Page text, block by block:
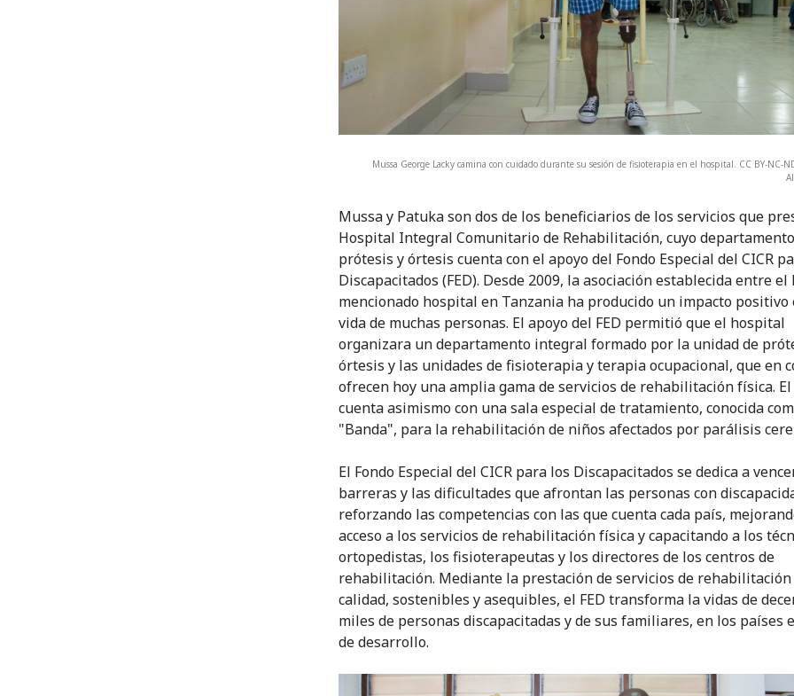
Mussa George Lacky camina con cuidado durante su sesión de fisioterapia en el hospital. CC BY-NC-
Mussa y Patuka son dos de los beneficiarios de los servicios que
Hospital Integral Comunitario de Rehabilitación, cuyo
prótesis y órtesis cuenta con el apoyo del Fondo Especial del CICR
Discapacitados (FED). Desde 2009, la asociación establecida entre el
mencionado hospital en Tanzania ha producido un impacto positivo
vida de muchas personas. El apoyo del FED permitió que el hospital
organizara un departamento integral formado por la unidad de
órtesis y las unidades de fisioterapia y terapia ocupacional, que en
ofrecen hoy una amplia gama de servicios de rehabilitación física.
cuenta asimismo con una sala especial de tratamiento, conocida
"Banda", para la rehabilitación de niños afectados por parálisis
El Fondo Especial del CICR para los Discapacitados se dedica a
barreras y las dificultades que afrontan las personas con
reforzando las competencias con las que cuenta cada país,
acceso a los servicios de rehabilitación física y capacitando a los
ortopedistas, los fisioterapeutas y los directores de los centros de
rehabilitación. Mediante la prestación de servicios de
calidad, sostenibles y asequibles, el FED transforma la vidas de
miles de personas discapacitadas y de sus familiares, en los países
de desarrollo.